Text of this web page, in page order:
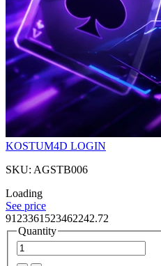
KOSTUM4D LOGIN
SKU: AGSTB006
Loading
See price
9123361523462242.72
Quantity